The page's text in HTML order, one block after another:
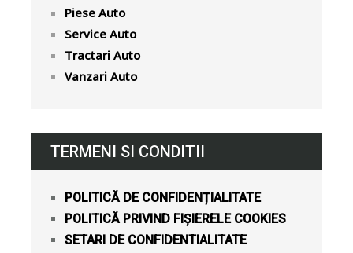
Piese Auto
Service Auto
Tractari Auto
Vanzari Auto
TERMENI SI CONDITII
POLITICĂ DE CONFIDENȚIALITATE
POLITICĂ PRIVIND FIȘIERELE COOKIES
SETARI DE CONFIDENTIALITATE